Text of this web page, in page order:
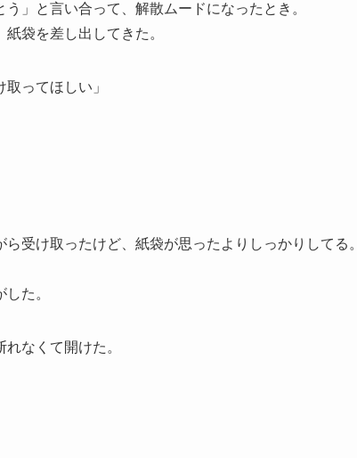
」と言い合って、解散ムードになったとき。
袋を差し出してきた。
ってほしい」
受け取ったけど、紙袋が思ったよりしっかりしてる。
た。
なくて開けた。